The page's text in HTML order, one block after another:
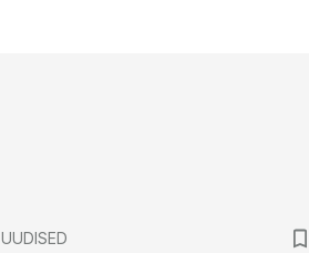
UUDISED